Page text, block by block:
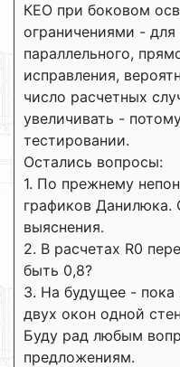
КЕО при боковом
ограничениями -
параллельного,
исправления,
число расчетных
увеличивать -
тестировании.
Остались вопросы:
1. По прежнему
графиков Данилюка.
выяснения.
2. В расчетах R0
быть 0,8?
3. На будущее - пока
двух окон одной
Буду рад любым
предложениям.